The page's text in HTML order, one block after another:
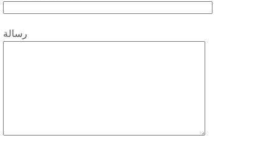
رسالة